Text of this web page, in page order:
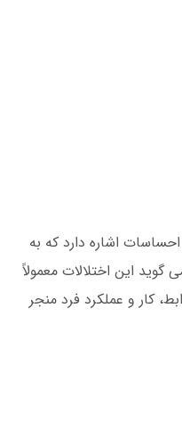
اشاره دارد که به
گوید این اختلالات معمولاً
کار و عملکرد فرد منجر